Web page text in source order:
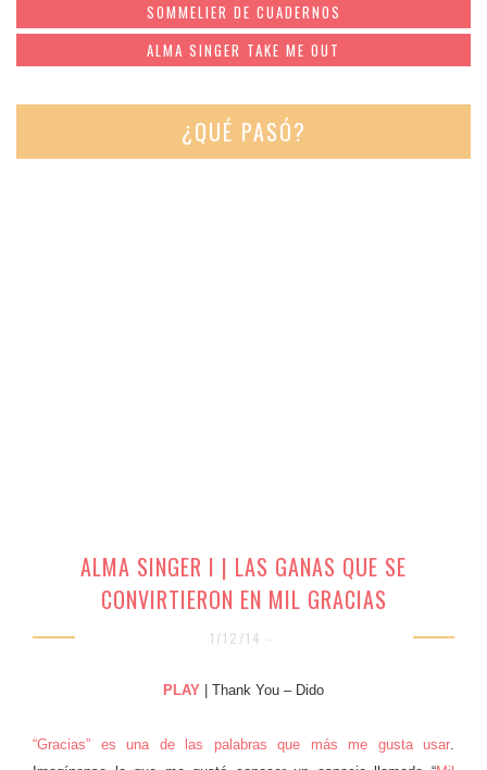
SOMMELIER DE CUADERNOS
ALMA SINGER TAKE ME OUT
¿QUÉ PASÓ?
ALMA SINGER I | LAS GANAS QUE SE
CONVIRTIERON EN MIL GRACIAS
1/12/14 -
PLAY | Thank You – Dido
“Gracias” es una de las palabras que más me gusta usar.